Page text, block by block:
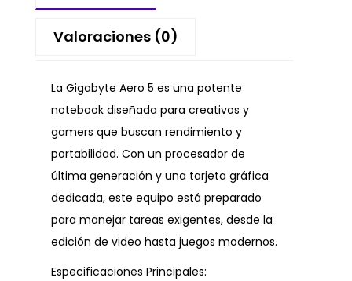
Valoraciones (0)
La Gigabyte Aero 5 es una potente
notebook diseñada para creativos y
gamers que buscan rendimiento y
portabilidad. Con un procesador de
última generación y una tarjeta gráfica
dedicada, este equipo está preparado
para manejar tareas exigentes, desde la
edición de video hasta juegos modernos.
Especificaciones Principales: